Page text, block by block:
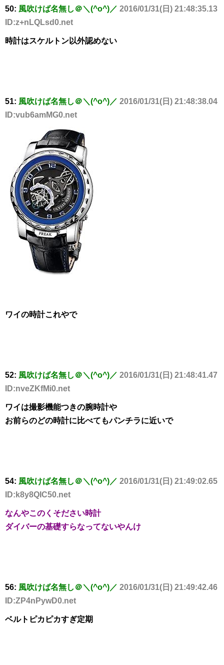
50: 風吹けば名無し＠＼(^o^)／ 2016/01/31(日) 21:48:35.13
ID:z+nLQLsd0.net
時計はスケルトン以外認めない
51: 風吹けば名無し＠＼(^o^)／ 2016/01/31(日) 21:48:38.04
ID:vub6amMG0.net
ワイの時計これやで
52: 風吹けば名無し＠＼(^o^)／ 2016/01/31(日) 21:48:41.47
ID:nveZKfMi0.net
ワイは撮影機能つきの腕時計や
お前らのどの時計に比べてもパンチラに近いで
54: 風吹けば名無し＠＼(^o^)／ 2016/01/31(日) 21:49:02.65
ID:k8y8QIC50.net
なんやこのくそださい時計
ダイバーの基礎すらなってないやんけ
56: 風吹けば名無し＠＼(^o^)／ 2016/01/31(日) 21:49:42.46
ID:ZP4nPywD0.net
ベルトピカピカすぎ定期